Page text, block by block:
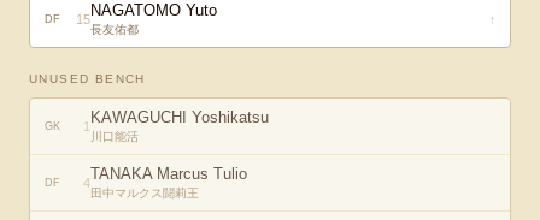
DF 15NAGATOMO Yuto
長友佑都
↑
UNUSED BENCH
GK 1 KAWAGUCHI Yoshikatsu
川口能活
DF 4TANAKA Marcus Tulio
田中マルクス闘莉王